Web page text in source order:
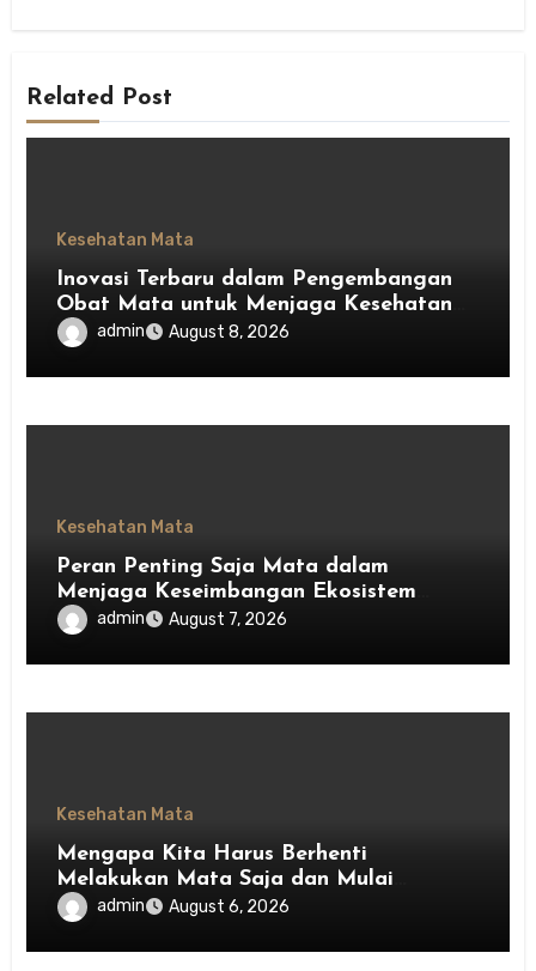
Related Post
Kesehatan Mata
Inovasi Terbaru dalam Pengembangan
Obat Mata untuk Menjaga Kesehatan
Mataadmin August 8, 2026
Kesehatan Mata
Peran Penting Saja Mata dalam
Menjaga Keseimbangan Ekosistem
Indonesia
admin August 7, 2026
Kesehatan Mata
Mengapa Kita Harus Berhenti
Melakukan Mata Saja dan Mulai
Menghargai Privasi Orang Lain
admin August 6, 2026